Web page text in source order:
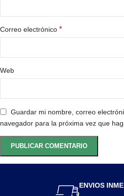
Correo electrónico *
Web
Guardar mi nombre, correo
navegador para la próxima vez que
ENVIOS